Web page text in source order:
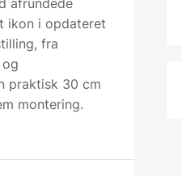
afrundede
ikon i opdateret
fra
praktisk 30 cm
montering.